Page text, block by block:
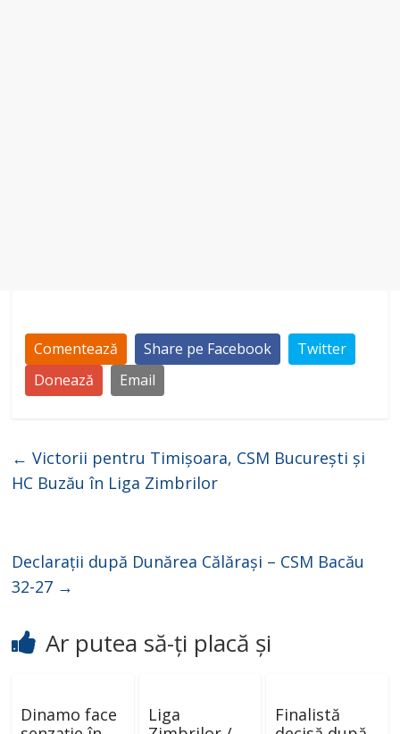
Comentează Share pe Facebook
Twitter
Donează
Email
← Victorii pentru Timișoara, CSM București și
HC Buzău în Liga Zimbrilor
Declarații după Dunărea Călărași – CSM Bacău
32-27 →
Ar putea să-ți placă și
Dinamo face
Liga
Finalistă